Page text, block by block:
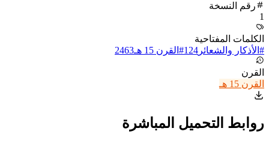
رقم النسخة
1
الكلمات المفتاحية
# الأذكار والشعائر 124
# القرن 15 هـ 2463
القرن
القرن 15 هـ
روابط التحميل المباشرة